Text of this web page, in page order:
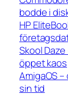
bodde i
HP
Skool
öppet kaos
AmigaOS
sin tid